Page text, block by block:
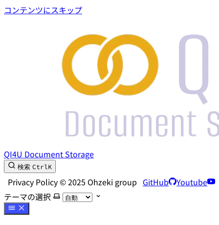
コンテンツにスキップ
QI4U Document Storage
検索 CtrlK
Privacy Policy © 2025 Ohzeki group GitHub
Youtube
テーマの選択